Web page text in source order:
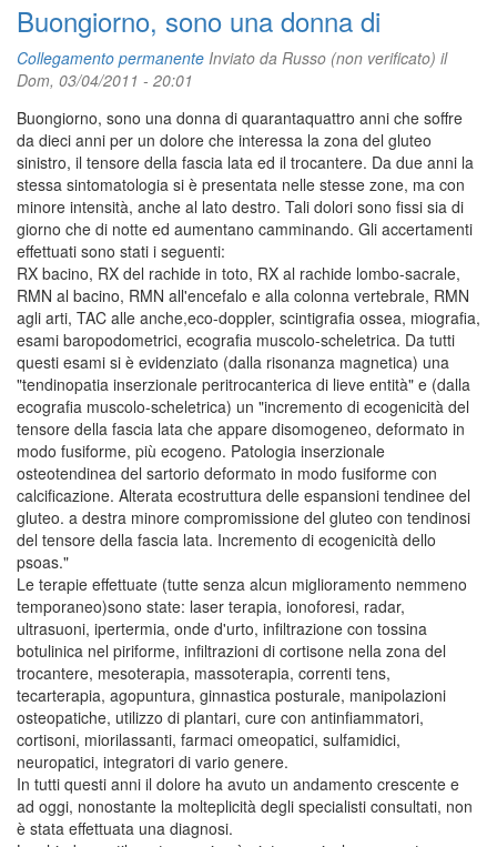
Buongiorno, sono una donna di
Collegamento permanente Inviato da Russo (non verificato) il
Dom, 03/04/2011 - 20:01
Buongiorno, sono una donna di quarantaquattro anni che soffre
da dieci anni per un dolore che interessa la zona del gluteo
sinistro, il tensore della fascia lata ed il trocantere. Da due anni la
stessa sintomatologia si è presentata nelle stesse zone, ma con
minore intensità, anche al lato destro. Tali dolori sono fissi sia di
giorno che di notte ed aumentano camminando. Gli accertamenti
effettuati sono stati i seguenti:
RX bacino, RX del rachide in toto, RX al rachide lombo-sacrale,
RMN al bacino, RMN all'encefalo e alla colonna vertebrale, RMN
agli arti, TAC alle anche,eco-doppler, scintigrafia ossea, miografia,
esami baropodometrici, ecografia muscolo-scheletrica. Da tutti
questi esami si è evidenziato (dalla risonanza magnetica) una
"tendinopatia inserzionale peritrocanterica di lieve entità" e (dalla
ecografia muscolo-scheletrica) un "incremento di ecogenicità del
tensore della fascia lata che appare disomogeneo, deformato in
modo fusiforme, più ecogeno. Patologia inserzionale
osteotendinea del sartorio deformato in modo fusiforme con
calcificazione. Alterata ecostruttura delle espansioni tendinee del
gluteo. a destra minore compromissione del gluteo con tendinosi
del tensore della fascia lata. Incremento di ecogenicità dello
psoas."
Le terapie effettuate (tutte senza alcun miglioramento nemmeno
temporaneo)sono state: laser terapia, ionoforesi, radar,
ultrasuoni, ipertermia, onde d'urto, infiltrazione con tossina
botulinica nel piriforme, infiltrazioni di cortisone nella zona del
trocantere, mesoterapia, massoterapia, correnti tens,
tecarterapia, agopuntura, ginnastica posturale, manipolazioni
osteopatiche, utilizzo di plantari, cure con antinfiammatori,
cortisoni, miorilassanti, farmaci omeopatici, sulfamidici,
neuropatici, integratori di vario genere.
In tutti questi anni il dolore ha avuto un andamento crescente e
ad oggi, nonostante la molteplicità degli specialisti consultati, non
è stata effettuata una diagnosi.